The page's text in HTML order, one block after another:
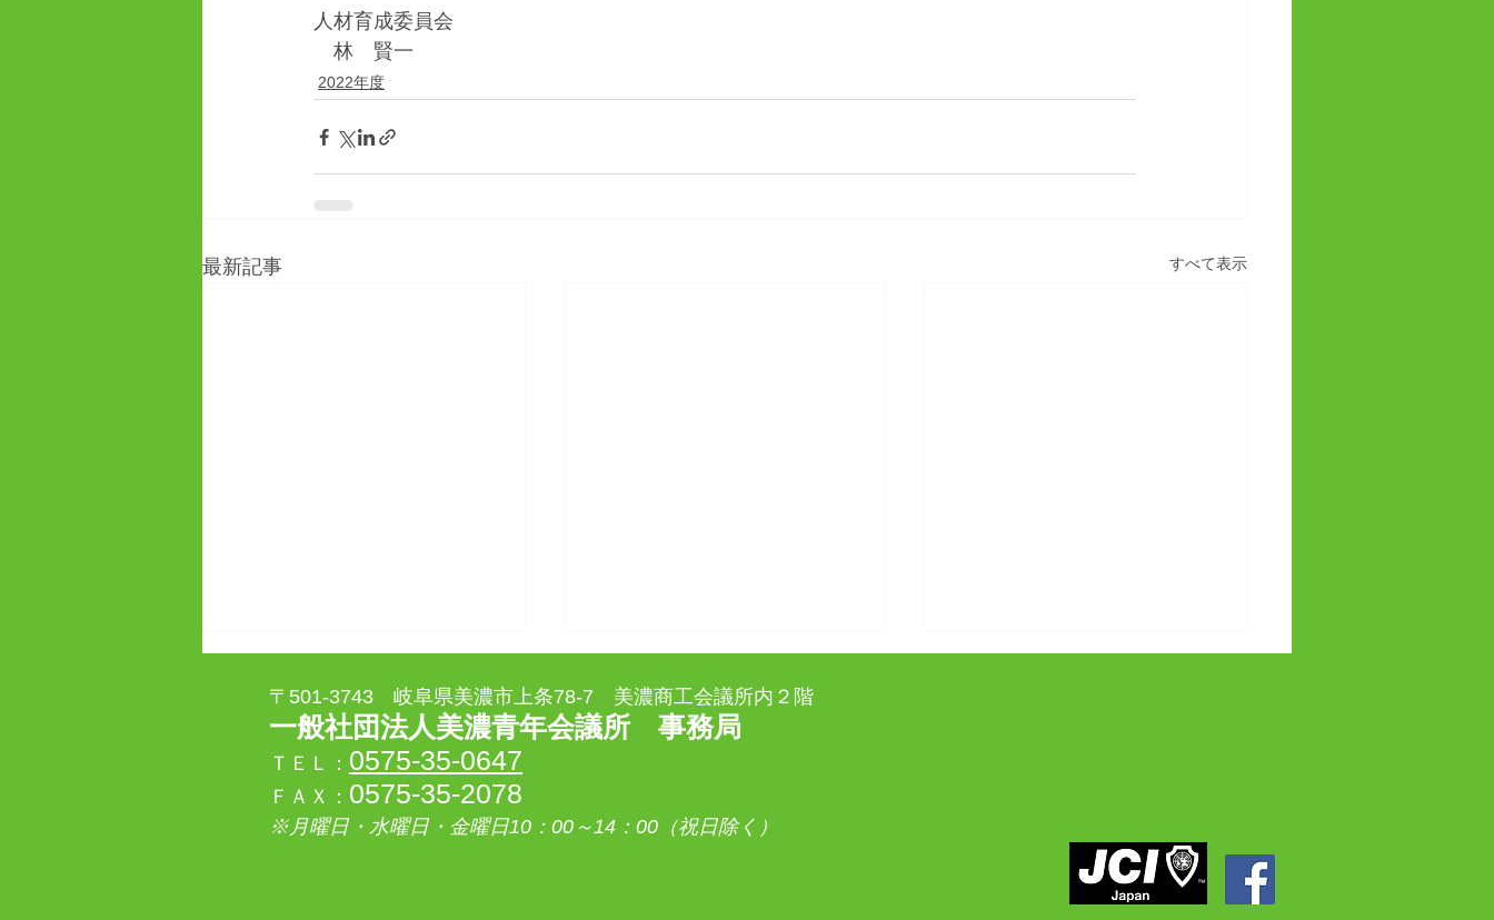
人材育成委員会
林　賢一
2022年度
最新記事 すべて表示
8月事業 うだつの上がる縁
日～夏祭りしか勝たん！～
〒501-3743 岐阜県美濃市上条78-7 美濃商工会議所内２階
一般社団法人美濃青年会議所 事務局
ＴＥＬ： 0575-35-0647
ＦＡＸ： 0575-35-2078
※月曜日・水曜日・金曜日10：00～14：00（祝日除く）